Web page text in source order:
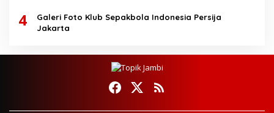
4
Galeri Foto Klub Sepakbola Indonesia Persija
Jakarta